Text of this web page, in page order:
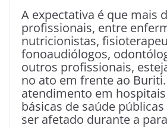
A expectativa é que mais
profissionais, entre
nutricionistas,
fonoaudiólogos,
outros profissionais,
no ato em frente ao
atendimento em
básicas de saúde
ser afetado durante a